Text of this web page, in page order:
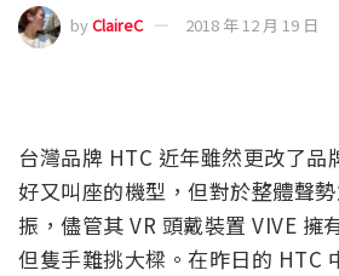
byClaireC 2018 年 12 月 19 日
台灣品牌 HTC 近年雖然更改了品
好又叫座的機型，但對於整體聲
振，儘管其 VR 頭戴裝置 VIVE 擁
但隻手難挑大樑。在昨日的 HTC